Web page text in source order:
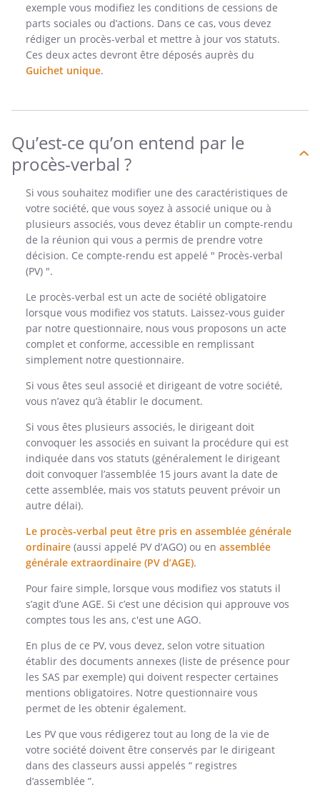
exemple vous modifiez les conditions de cessions de
parts sociales ou d’actions. Dans ce cas, vous devez
rédiger un procès-verbal et mettre à jour vos statuts.
Ces deux actes devront être déposés auprès du
Guichet unique.
Qu’est-ce qu’on entend par le
procès-verbal ?
Si vous souhaitez modifier une des caractéristiques de
votre société, que vous soyez à associé unique ou à
plusieurs associés, vous devez établir un compte-rendu
de la réunion qui vous a permis de prendre votre
décision. Ce compte-rendu est appelé " Procès-verbal
(PV) ".
Le procès-verbal est un acte de société obligatoire
lorsque vous modifiez vos statuts. Laissez-vous guider
par notre questionnaire, nous vous proposons un acte
complet et conforme, accessible en remplissant
simplement notre questionnaire.
Si vous êtes seul associé et dirigeant de votre société,
vous n’avez qu’à établir le document.
Si vous êtes plusieurs associés, le dirigeant doit
convoquer les associés en suivant la procédure qui est
indiquée dans vos statuts (généralement le dirigeant
doit convoquer l’assemblée 15 jours avant la date de
cette assemblée, mais vos statuts peuvent prévoir un
autre délai).
Le procès-verbal peut être pris en assemblée générale
ordinaire (aussi appelé PV d’AGO) ou en assemblée
générale extraordinaire (PV d’AGE).
Pour faire simple, lorsque vous modifiez vos statuts il
s’agit d’une AGE. Si c’est une décision qui approuve vos
comptes tous les ans, c'est une AGO.
En plus de ce PV, vous devez, selon votre situation
établir des documents annexes (liste de présence pour
les SAS par exemple) qui doivent respecter certaines
mentions obligatoires. Notre questionnaire vous
permet de les obtenir également.
Les PV que vous rédigerez tout au long de la vie de
votre société doivent être conservés par le dirigeant
dans des classeurs aussi appelés “ registres
d’assemblée ”.